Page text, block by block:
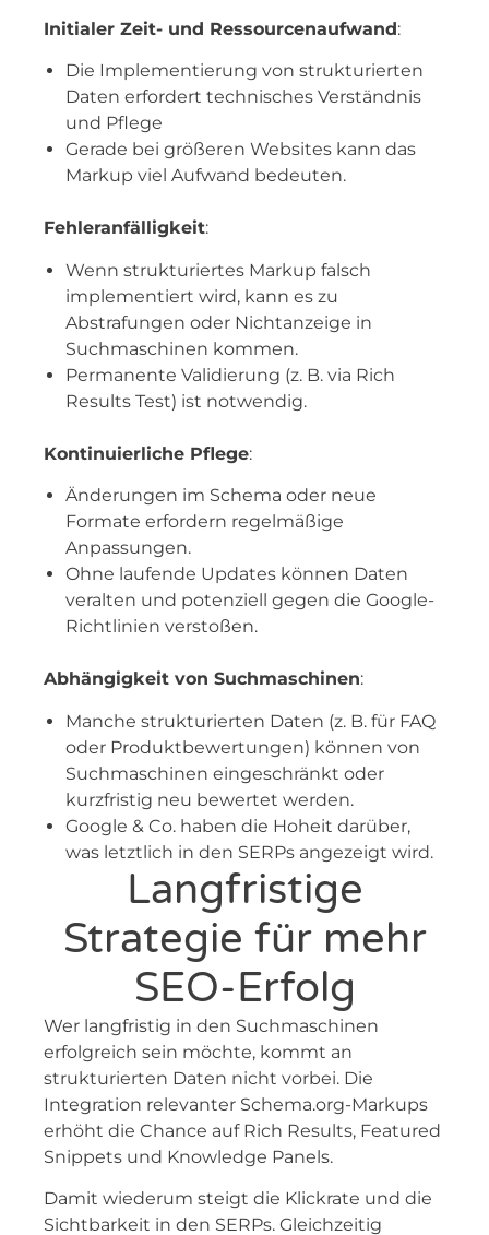
Initialer Zeit- und Ressourcenaufwand:
Die Implementierung von strukturierten
Daten erfordert technisches Verständnis
und Pflege
Gerade bei größeren Websites kann das
Markup viel Aufwand bedeuten.
Fehleranfälligkeit:
Wenn strukturiertes Markup falsch
implementiert wird, kann es zu
Abstrafungen oder Nichtanzeige in
Suchmaschinen kommen.
Permanente Validierung (z. B. via Rich
Results Test) ist notwendig.
Kontinuierliche Pflege:
Änderungen im Schema oder neue
Formate erfordern regelmäßige
Anpassungen.
Ohne laufende Updates können Daten
veralten und potenziell gegen die Google-
Richtlinien verstoßen.
Abhängigkeit von Suchmaschinen:
Manche strukturierten Daten (z. B. für FAQ
oder Produktbewertungen) können von
Suchmaschinen eingeschränkt oder
kurzfristig neu bewertet werden.
Google & Co. haben die Hoheit darüber,
was letztlich in den SERPs angezeigt wird.
Langfristige
Strategie für mehr
SEO-Erfolg
Wer langfristig in den Suchmaschinen
erfolgreich sein möchte, kommt an
strukturierten Daten nicht vorbei. Die
Integration relevanter Schema.org-Markups
erhöht die Chance auf Rich Results, Featured
Snippets und Knowledge Panels.
Damit wiederum steigt die Klickrate und die
Sichtbarkeit in den SERPs. Gleichzeitig